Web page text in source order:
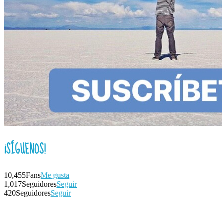
¡SÍGUENOS!
10,455FansMe gusta
1,017SeguidoresSeguir
420SeguidoresSeguir